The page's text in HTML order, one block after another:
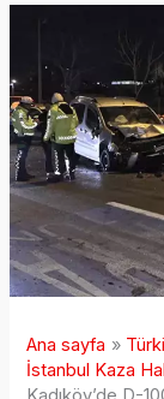
Ana sayfa
İstanbul Kaza